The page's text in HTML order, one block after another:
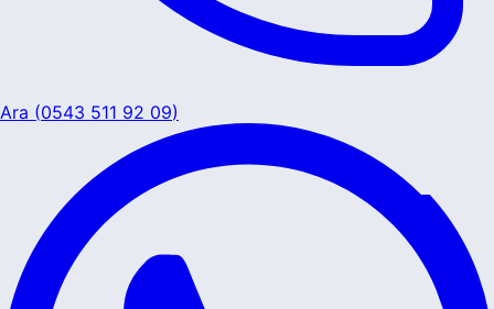
Ara (0543 511 92 09)